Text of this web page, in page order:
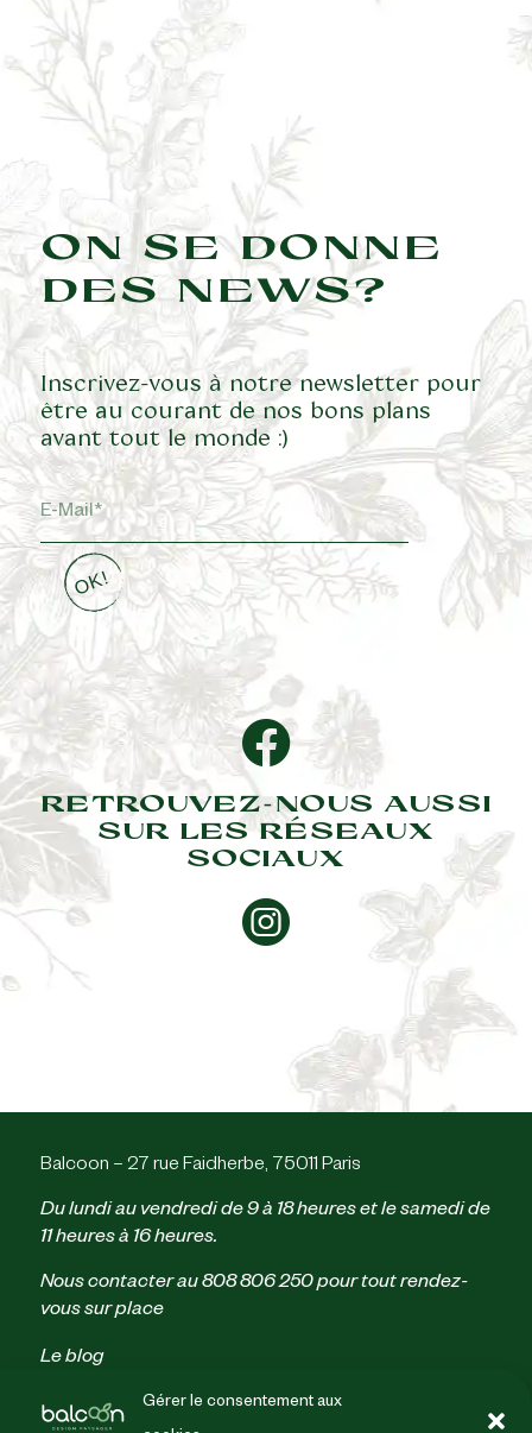
Gérer le consentement aux
ON SE DONNE
DES NEWS?
Inscrivez-vous à notre newsletter pour
être au courant de nos bons plans
avant tout le monde :)
RETROUVEZ-NOUS AUSSI
SUR LES RÉSEAUX
SOCIAUX
Balcoon – 27 rue Faidherbe, 75011 Paris
Du lundi au vendredi de 9 à 18 heures et le samedi de
11 heures à 16 heures.
Nous contacter au808 806 250pour tout rendez-
vous sur place
Le blog
Politique de confidentialité